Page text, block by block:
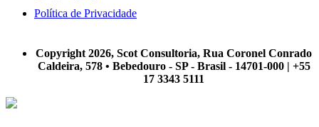
Política de Privacidade
Copyright 2026, Scot Consultoria, Rua Coronel Conrado
Caldeira, 578 • Bebedouro - SP - Brasil - 14701-000 | +55
17 3343 5111